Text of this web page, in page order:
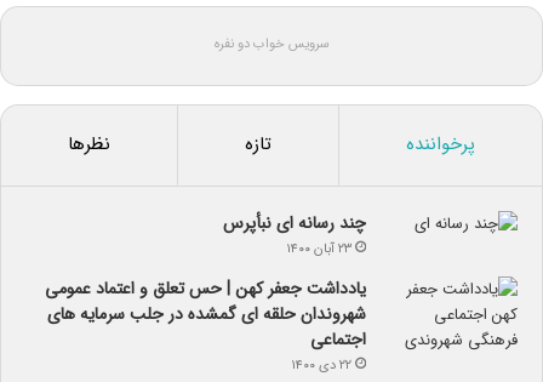
سرویس خواب دو نفره
پرخواننده تازه نظرها
چند رسانه ای نبأپرس
۲۳ آبان ۱۴۰۰
یادداشت جعفر کهن | حس تعلق و اعتماد عمومی
شهروندان حلقه ای گمشده در جلب سرمایه های
اجتماعی
۲۲ دی ۱۴۰۰